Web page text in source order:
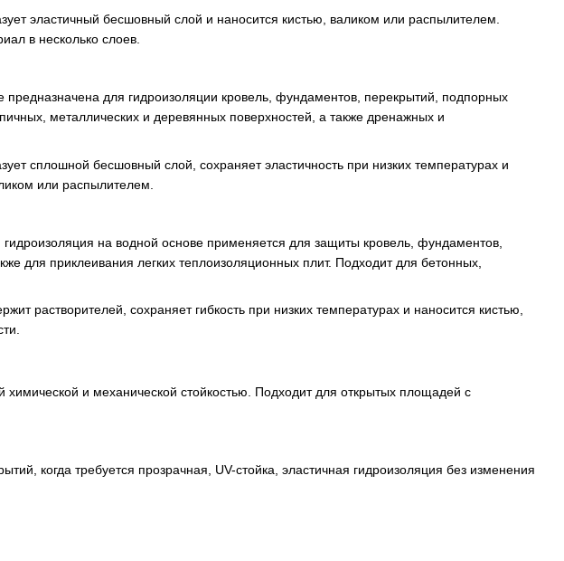
эластичный бесшовный слой и наносится кистью, валиком или распылителем.
в несколько слоев.
для гидроизоляции кровель, фундаментов, перекрытий, подпорных
металлических и деревянных поверхностей, а также дренажных и
сплошной бесшовный слой, сохраняет эластичность при низких температурах и
или распылителем.
на водной основе применяется для защиты кровель, фундаментов,
для приклеивания легких теплоизоляционных плит. Подходит для бетонных,
растворителей, сохраняет гибкость при низких температурах и наносится кистью,
и механической стойкостью. Подходит для открытых площадей с
когда требуется прозрачная, UV-стойка, эластичная гидроизоляция без изменения